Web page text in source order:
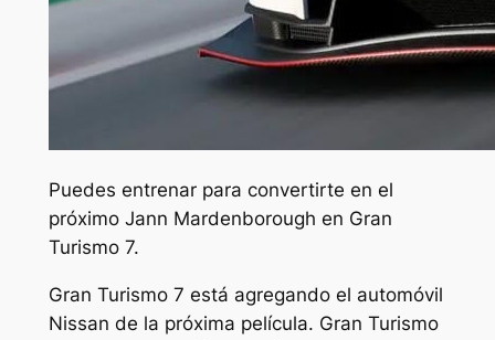
Puedes entrenar para convertirte en el
próximo Jann Mardenborough en Gran
Turismo 7.
Gran Turismo 7 está agregando el automóvil
Nissan de la próxima película. Gran Turismo